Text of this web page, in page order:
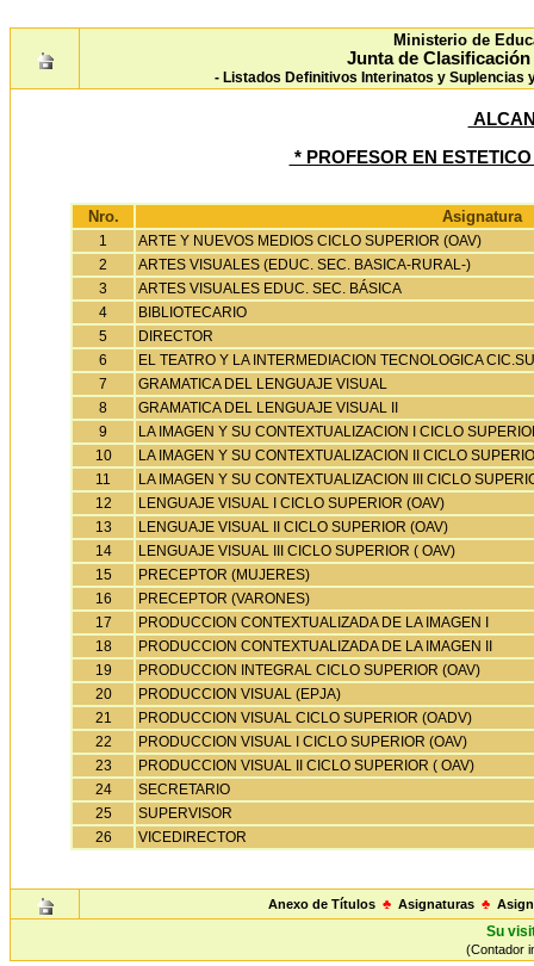
Ministerio de
Junta de
- Listados Definitivos Interinatos y Suplencias
* PROFESOR EN
Nro. Asignatura
1
ARTE Y NUEVOS MEDIOS CICLO SUPERIOR (OAV)
2
ARTES VISUALES (EDUC. SEC. BASICA-RURAL-)
3
ARTES VISUALES EDUC. SEC. BÁSICA
4
BIBLIOTECARIO
5
DIRECTOR
6
EL TEATRO Y LA INTERMEDIACION TECNOLOGICA
7
GRAMATICA DEL LENGUAJE VISUAL
8
GRAMATICA DEL LENGUAJE VISUAL II
9
LA IMAGEN Y SU CONTEXTUALIZACION I CICLO
10
LA IMAGEN Y SU CONTEXTUALIZACION II CICLO
11
LA IMAGEN Y SU CONTEXTUALIZACION III CICLO
12
LENGUAJE VISUAL I CICLO SUPERIOR (OAV)
13
LENGUAJE VISUAL II CICLO SUPERIOR (OAV)
14
LENGUAJE VISUAL III CICLO SUPERIOR ( OAV)
15
PRECEPTOR (MUJERES)
16
PRECEPTOR (VARONES)
17
PRODUCCION CONTEXTUALIZADA DE LA IMAGEN I
18
PRODUCCION CONTEXTUALIZADA DE LA IMAGEN II
19
PRODUCCION INTEGRAL CICLO SUPERIOR (OAV)
20
PRODUCCION VISUAL (EPJA)
21
PRODUCCION VISUAL CICLO SUPERIOR (OADV)
22
PRODUCCION VISUAL I CICLO SUPERIOR (OAV)
23
PRODUCCION VISUAL II CICLO SUPERIOR ( OAV)
24
SECRETARIO
25
SUPERVISOR
26
VICEDIRECTOR
Anexo de Títulos ♣ Asignaturas ♣
Su
(Contador